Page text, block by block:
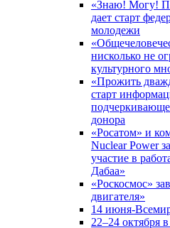
«Знаю! Могу!
дает старт
молодежи
нисколько не
культурного
«Прожить
старт
донора
«Росатом» и
Nuclear Power
участие в
Дабаа»
«Роскосмос»
двигателя»
14 июня-
22–24 октября